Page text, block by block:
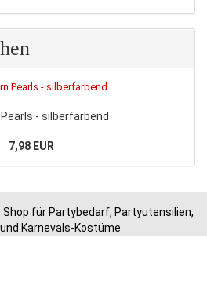
- silberfarbend
7,98 EUR
Shop für Partybedarf, Partyutensilien,
Karnevals-Kostüme